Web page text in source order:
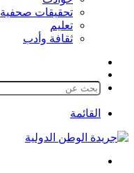
تحقيقات صحفية
تعليم
ثقافة وأدب
المظلم
القائمة